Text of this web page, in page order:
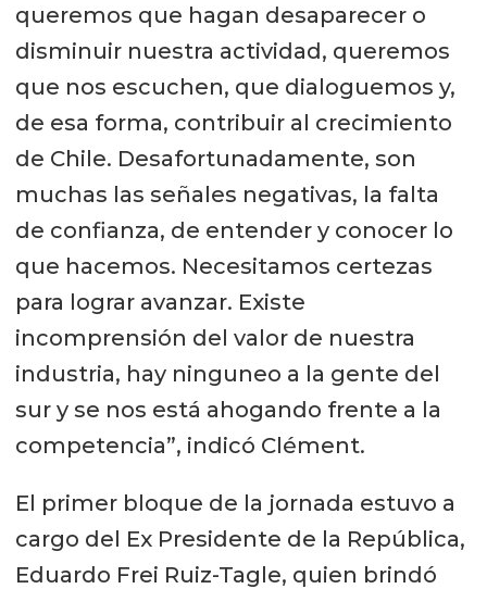
queremos que hagan desaparecer o
disminuir nuestra actividad, queremos
que nos escuchen, que dialoguemos y,
de esa forma, contribuir al crecimiento
de Chile. Desafortunadamente, son
muchas las señales negativas, la falta
de confianza, de entender y conocer lo
que hacemos. Necesitamos certezas
para lograr avanzar. Existe
incomprensión del valor de nuestra
industria, hay ninguneo a la gente del
sur y se nos está ahogando frente a la
competencia”, indicó Clément.
El primer bloque de la jornada estuvo a
cargo del Ex Presidente de la República,
Eduardo Frei Ruiz-Tagle, quien brindó